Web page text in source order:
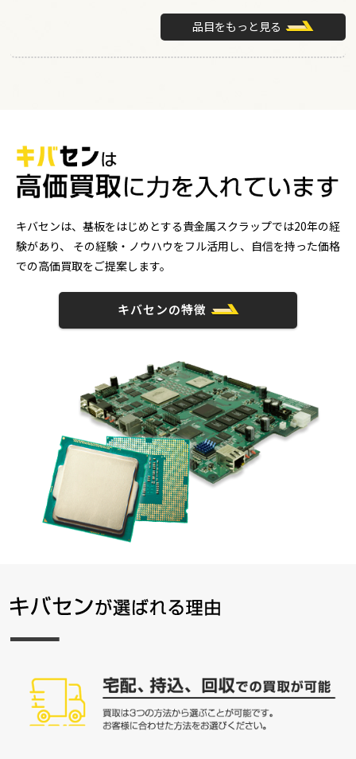
品目をもっと見る
キバセンは、基板をはじめとする貴金属スクラップでは20年の経
験があり、
その経験・ノウハウをフル活用し、自信を持った価格
での高価買取をご提案します。
キバセンの特徴